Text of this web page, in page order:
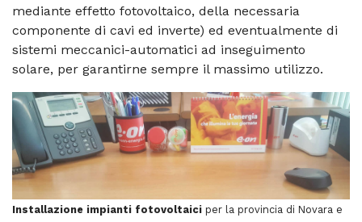
mediante effetto fotovoltaico, della necessaria
componente di cavi ed inverte) ed eventualmente di
sistemi meccanici-automatici ad inseguimento
solare, per garantirne sempre il massimo utilizzo.
Installazione impianti fotovoltaici per la provincia di Novara e